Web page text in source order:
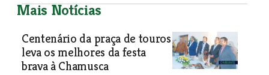
Mais Notícias
Centenário da praça de touros
leva os melhores da festa
brava à Chamusca